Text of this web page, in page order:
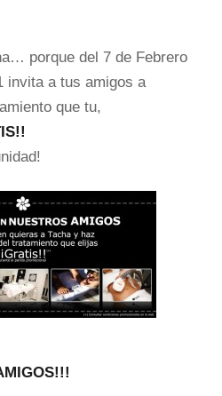
porque del 7 de Febrero
invita a tus amigos a
que tu,